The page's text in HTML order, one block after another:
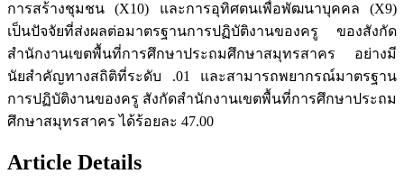
การสร้างชุมชน (X10) และการอุทิศตนเพื่อพัฒนาบุคคล (X9)
เป็นปัจจัยที่ส่งผลต่อมาตรฐานการปฏิบัติงานของครู ของสังกัด
สำนักงานเขตพื้นที่การศึกษาประถมศึกษาสมุทรสาคร อย่างมี
นัยสำคัญทางสถิติที่ระดับ .01 และสามารถพยากรณ์มาตรฐาน
การปฏิบัติงานของครู สังกัดสำนักงานเขตพื้นที่การศึกษาประถม
ศึกษาสมุทรสาคร ได้ร้อยละ 47.00
Article Details